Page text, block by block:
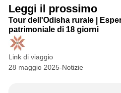
b
Leggi il prossimo
Tour dell'Odisha rurale |
patrimoniale di 18 giorni
Link di viaggio
28 maggio 2025-Notizie